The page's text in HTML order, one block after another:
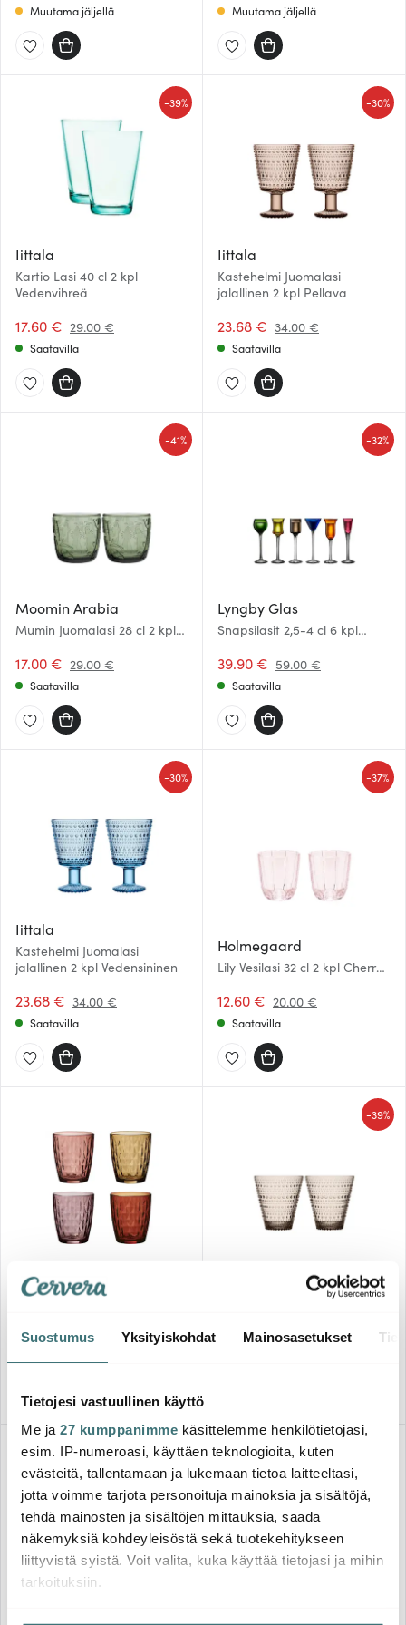
Suostumus Yksityiskohdat Mainosasetukset
Tietojesi vastuullinen käyttö
Me ja 27 kumppanimme käsittelemme henkilötietojasi,
esim. IP-numeroasi, käyttäen teknologioita, kuten
evästeitä, tallentamaan ja lukemaan tietoa laitteeltasi,
jotta voimme tarjota personoituja mainoksia ja sisältöjä,
tehdä mainosten ja sisältöjen mittauksia, saada
näkemyksiä kohdeyleisöstä sekä tuotekehitykseen
liittyvistä syistä. Voit valita, kuka käyttää tietojasi ja mihin
tarkoituksiin.
Muutama jäljellä Muutama jäljellä
Iittala
Kartio Lasi 40 cl 2 kpl
Vedenvihreä
17.60 € 29.00 €
-39%
Saatavilla
Iittala
Kastehelmi Juomalasi
jalallinen 2 kpl Pellava
23.68 € 34.00 €
-30%
Saatavilla
Moomin Arabia
Mumin Juomalasi 28 cl 2 kpl
17.00 € 29.00 €
-41%
Saatavilla
Lyngby Glas
Snapsilasit 2,5-4 cl 6 kpl
39.90 € 59.00 €
-32%
Saatavilla
Iittala
Kastehelmi Juomalasi
jalallinen 2 kpl Vedensininen
23.68 € 34.00 €
-30%
Saatavilla
Holmegaard
Lily Vesilasi 32 cl 2 kpl Cherry
12.60 € 20.00 €
-37%
Saatavilla
Aida
27.00 €
Saatavilla
Kastehelmi Juomalasi 30 cl 2
19.41 € 32.00 €
-39%
Pols Potten
-40%
Löytönurkka